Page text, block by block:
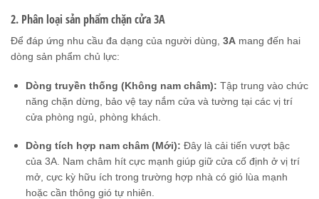
2. Phân loại sản phẩm chặn cửa 3A
Để đáp ứng nhu cầu đa dạng của người dùng, 3A mang đến hai
dòng sản phẩm chủ lực:
Dòng truyền thống (Không nam châm): Tập trung vào chức
năng chặn dừng, bảo vệ tay nắm cửa và tường tại các vị trí
cửa phòng ngủ, phòng khách.
Dòng tích hợp nam châm (Mới): Đây là cải tiến vượt bậc
của 3A. Nam châm hít cực mạnh giúp giữ cửa cố định ở vị trí
mở, cực kỳ hữu ích trong trường hợp nhà có gió lùa mạnh
hoặc cần thông gió tự nhiên.